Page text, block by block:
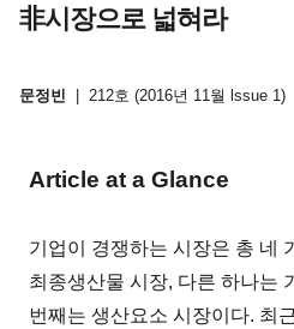
非시장으로 넓혀라
문정빈 212호 (2016년 11월 lssue 1)
Article at a Glance
기업이 경쟁하는 시장은 총 네
최종생산물 시장, 다른 하나는
번째는 생산요소 시장이다. 최